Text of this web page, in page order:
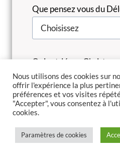
Que pensez vous du
Qui est Jésus-Christ
Quel est l’espoir des
Nous utilisons des cookies sur
offrir l'expérience la plus
préférences et vos visites
"Accepter", vous consentez à
cookies.
Paramètres de cookies